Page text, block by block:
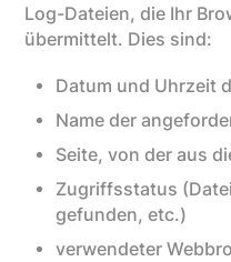
Log-Dateien, die Ihr
übermittelt. Dies sind:
Datum und Uhrzeit
Name der
Seite, von der aus
Zugriffsstatus
gefunden, etc.)
verwendeter